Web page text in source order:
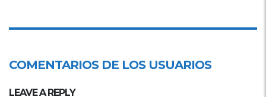
COMENTARIOS DE LOS USUARIOS
LEAVE A REPLY